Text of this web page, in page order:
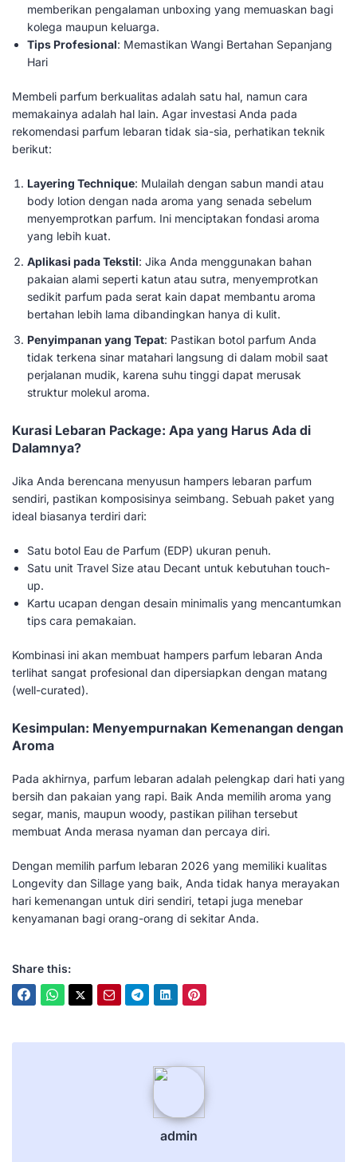
memberikan pengalaman unboxing yang memuaskan bagi
kolega maupun keluarga.
Tips Profesional: Memastikan Wangi Bertahan Sepanjang
Hari
Membeli parfum berkualitas adalah satu hal, namun cara
memakainya adalah hal lain. Agar investasi Anda pada
rekomendasi parfum lebaran tidak sia-sia, perhatikan teknik
berikut:
Layering Technique: Mulailah dengan sabun mandi atau
body lotion dengan nada aroma yang senada sebelum
menyemprotkan parfum. Ini menciptakan fondasi aroma
yang lebih kuat.
Aplikasi pada Tekstil: Jika Anda menggunakan bahan
pakaian alami seperti katun atau sutra, menyemprotkan
sedikit parfum pada serat kain dapat membantu aroma
bertahan lebih lama dibandingkan hanya di kulit.
Penyimpanan yang Tepat: Pastikan botol parfum Anda
tidak terkena sinar matahari langsung di dalam mobil saat
perjalanan mudik, karena suhu tinggi dapat merusak
struktur molekul aroma.
Kurasi Lebaran Package: Apa yang Harus Ada di
Dalamnya?
Jika Anda berencana menyusun hampers lebaran parfum
sendiri, pastikan komposisinya seimbang. Sebuah paket yang
ideal biasanya terdiri dari:
Satu botol Eau de Parfum (EDP) ukuran penuh.
Satu unit Travel Size atau Decant untuk kebutuhan touch-
up.
Kartu ucapan dengan desain minimalis yang mencantumkan
tips cara pemakaian.
Kombinasi ini akan membuat hampers parfum lebaran Anda
terlihat sangat profesional dan dipersiapkan dengan matang
(well-curated).
Kesimpulan: Menyempurnakan Kemenangan dengan
Aroma
Pada akhirnya, parfum lebaran adalah pelengkap dari hati yang
bersih dan pakaian yang rapi. Baik Anda memilih aroma yang
segar, manis, maupun woody, pastikan pilihan tersebut
membuat Anda merasa nyaman dan percaya diri.
Dengan memilih parfum lebaran 2026 yang memiliki kualitas
Longevity dan Sillage yang baik, Anda tidak hanya merayakan
hari kemenangan untuk diri sendiri, tetapi juga menebar
kenyamanan bagi orang-orang di sekitar Anda.
Share this:
admin